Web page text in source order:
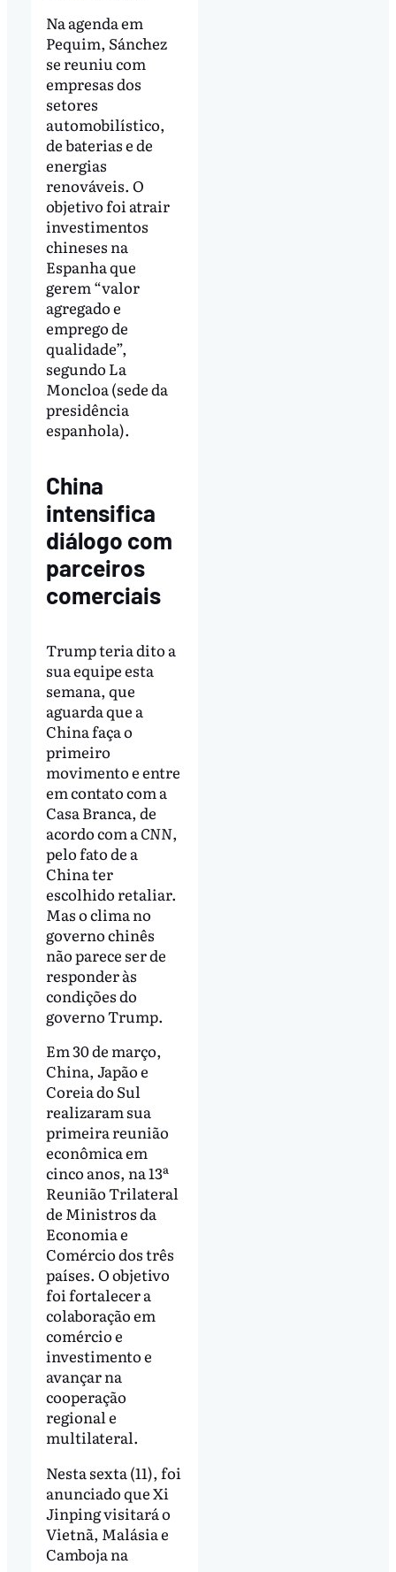
Na agenda em
Pequim, Sánchez
se reuniu com
empresas dos
setores
automobilístico,
de baterias e de
energias
renováveis. O
objetivo foi atrair
investimentos
chineses na
Espanha que
gerem “valor
agregado e
emprego de
qualidade”,
segundo La
Moncloa (sede da
presidência
espanhola).
China
intensifica
diálogo com
parceiros
comerciais
Trump teria dito a
sua equipe esta
semana, que
aguarda que a
China faça o
primeiro
movimento e entre
em contato com a
Casa Branca, de
acordo com a CNN,
pelo fato de a
China ter
escolhido retaliar.
Mas o clima no
governo chinês
não parece ser de
responder às
condições do
governo Trump.
Em 30 de março,
China, Japão e
Coreia do Sul
realizaram sua
primeira reunião
econômica em
cinco anos, na 13ª
Reunião Trilateral
de Ministros da
Economia e
Comércio dos três
países. O objetivo
foi fortalecer a
colaboração em
comércio e
investimento e
avançar na
cooperação
regional e
multilateral.
Nesta sexta (11), foi
anunciado que Xi
Jinping visitará o
Vietnã, Malásia e
Camboja na